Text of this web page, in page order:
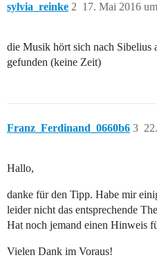
sylvia_reinke 17. Mai 2016
2
die Musik hört sich nach Sibelius
gefunden (keine Zeit)
Franz_Ferdinand_0660b6 3
Hallo,
danke für den Tipp. Habe mir
leider nicht das entsprechende
Hat noch jemand einen Hinweis
Vielen Dank im Voraus!